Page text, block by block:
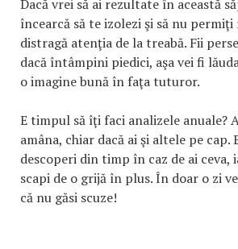
Dacă vrei să ai rezultate în această
încearcă să te izolezi şi să nu
distragă atenţia de la treabă. Fii
dacă întâmpini piedici, aşa vei fi
o imagine bună în faţa tuturor.
E timpul să îţi faci analizele anuale?
amâna, chiar dacă ai şi altele pe
descoperi din timp în caz de ai ceva,
scapi de o grijă în plus. În doar o zi
că nu găsi scuze!